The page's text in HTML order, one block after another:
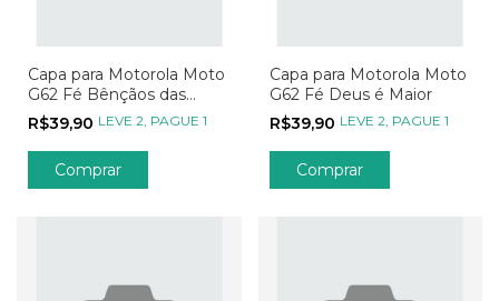
Capa para Motorola Moto
G62 Fé Bênçãos das
Estrelas
R$39,90 LEVE 2, PAGUE 1
Comprar
Capa para Motorola Moto
G62 Fé Deus é Maior
R$39,90 LEVE 2, PAGUE 1
Comprar